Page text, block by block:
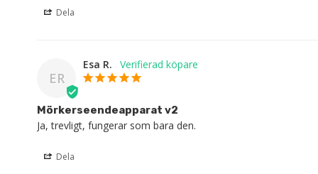
Dela
ER
Esa R.
Mörkerseendeapparat v2
Ja, trevligt, fungerar som bara den.
Dela